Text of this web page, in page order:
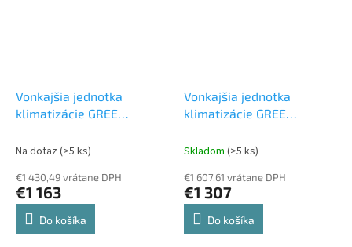
Vonkajšia jednotka
klimatizácie GREE
Vonkajšia jednotka
Na dotaz (>5 ks)
€1 430,49 vrátane DPH
€1 163
Do košíka
Vonkajšia jednotka
klimatizácie GREE
Vonkajšia jednotka
Skladom (>5 ks)
€1 607,61 vrátane DPH
€1 307
Do košíka